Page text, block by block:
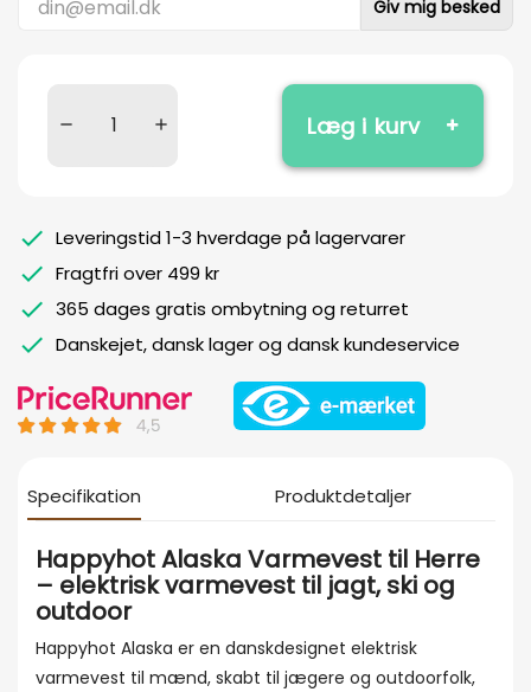
Giv mig besked
Læg i kurv
Leveringstid 1-3 hverdage på lagervarer
Fragtfri over 499 kr
365 dages gratis ombytning og returret
Danskejet, dansk lager og dansk kundeservice
Specifikation Produktdetaljer
Happyhot Alaska Varmevest til Herre
– elektrisk varmevest til jagt, ski og
outdoor
Happyhot Alaska er en danskdesignet elektrisk
varmevest til mænd, skabt til jægere og outdoorfolk,